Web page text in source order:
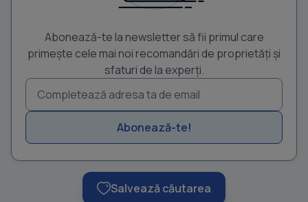
Abonează-te la newsletter să fii primul care
primește cele mai noi recomandări de proprietăți și
sfaturi de la experți.
Abonează-te!
Salvează căutarea